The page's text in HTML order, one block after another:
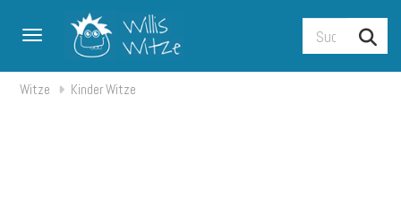
Toggle navigation
Witze Kinder Witze